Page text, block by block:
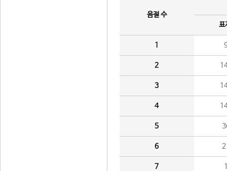
음절 수
표
1
2
3
4
5
6
7